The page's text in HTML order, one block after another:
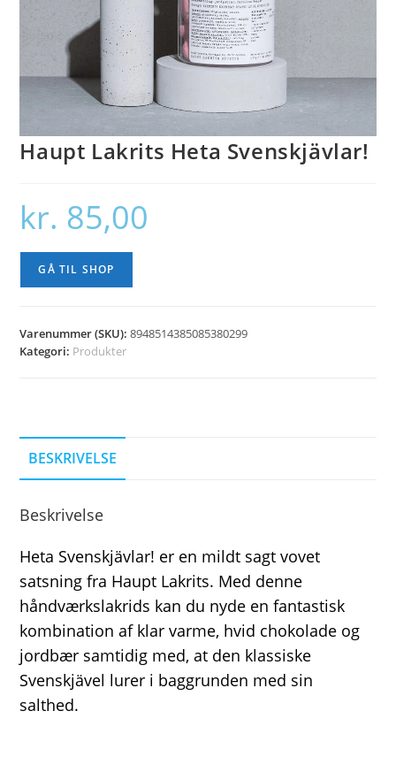
Haupt Lakrits Heta Svenskjävlar!
kr. 85,00
GÅ TIL SHOP
Varenummer (SKU):8948514385085380299
Kategori: Produkter
BESKRIVELSE
Beskrivelse
Heta Svenskjävlar! er en mildt sagt vovet
satsning fra Haupt Lakrits. Med denne
håndværkslakrids kan du nyde en fantastisk
kombination af klar varme, hvid chokolade og
jordbær samtidig med, at den klassiske
Svenskjävel lurer i baggrunden med sin
salthed.